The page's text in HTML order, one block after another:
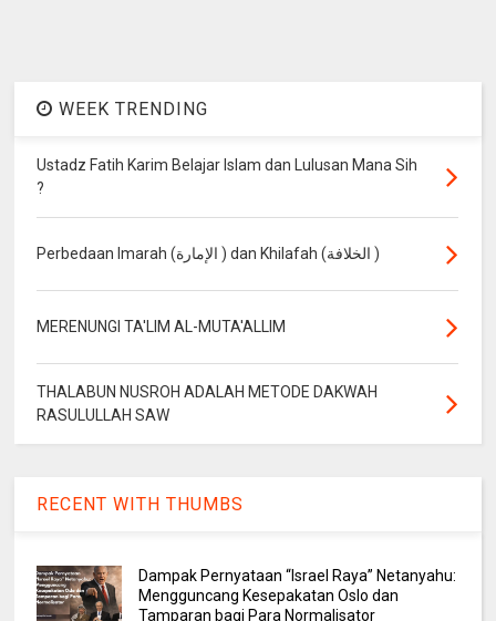
WEEK TRENDING
Ustadz Fatih Karim Belajar Islam dan Lulusan Mana Sih
?
Perbedaan Imarah (الإمارة ) dan Khilafah (الخلافة )
MERENUNGI TA'LIM AL-MUTA'ALLIM
THALABUN NUSROH ADALAH METODE DAKWAH
RASULULLAH SAW
RECENT WITH THUMBS
Dampak Pernyataan “Israel Raya” Netanyahu:
Mengguncang Kesepakatan Oslo dan
Tamparan bagi Para Normalisator